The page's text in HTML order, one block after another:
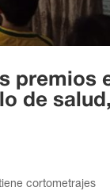
premios
de
cortometrajes